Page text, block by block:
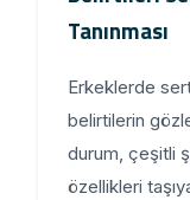
Tanınması
Erkeklerde
belirtilerin
durum, çeşitli
özellikleri